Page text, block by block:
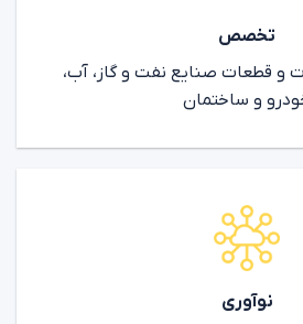
تخصص
و قطعات صنایع نفت و گاز، آب،
و ساختمان
نوآوری